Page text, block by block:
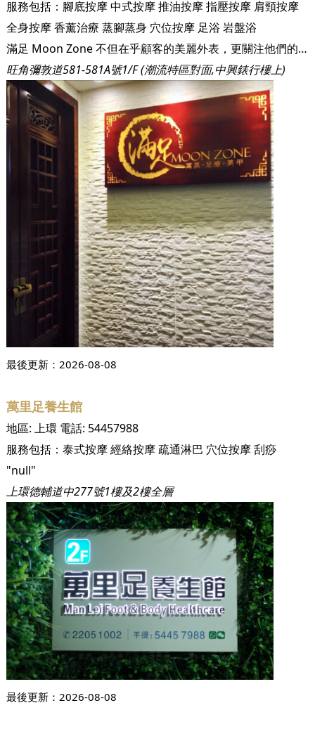
服務包括： 腳底按摩中式按摩推油按摩指壓按摩 肩頸按摩
全身按摩香薰治療 蒸腳蒸身 穴位按摩 足浴 岩盤浴
滿足 Moon Zone 不但在乎顧客的美麗外表，更關注他們的內在健康；岩盤浴起源於日本秋田縣的玉川溫泉，經專家證實其釋放的遠紅外線及負離子，能提供自然治癒能力和生命力、消除疲勞、加速新陳代謝及排出毒素等功效。我們堅持為顧客提供最天然的產品、最專業的團隊及最優質的服務，讓他們在舒適的環境下，享受輕鬆的養生體驗，感受身心滿足。
旺角彌敦道581-581A號1/F (潮流特區對面,中興錶行樓上)
最後更新： 2026-08-08
萬里足養生館
地區: 上環 電話: 54457988
服務包括： 泰式按摩經絡按摩疏通淋巴 穴位按摩刮痧
"null"
上環德輔道中277號1樓及2樓全層
最後更新： 2026-08-08